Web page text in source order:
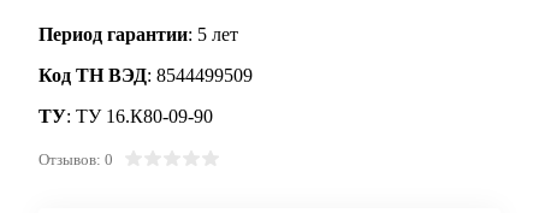
Период гарантии: 5 лет
Код ТН ВЭД: 8544499509
ТУ: ТУ 16.К80-09-90
Отзывов: 0